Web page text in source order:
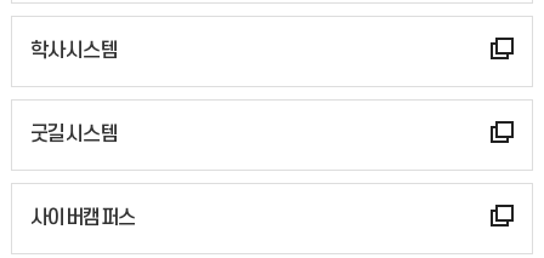
학사시스템
굿길시스템
사이버캠퍼스